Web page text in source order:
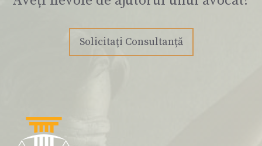
Solicitați Consultanță